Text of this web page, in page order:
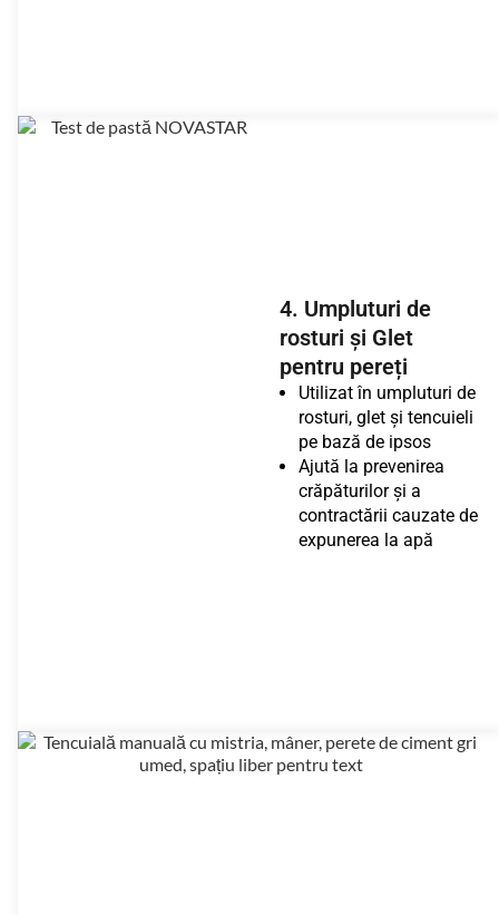
4. Umpluturi de
rosturi și Glet
pentru pereți
Utilizat în umpluturi de
rosturi, glet și tencuieli
pe bază de ipsos
Ajută la prevenirea
crăpăturilor și a
contractării cauzate de
expunerea la apă